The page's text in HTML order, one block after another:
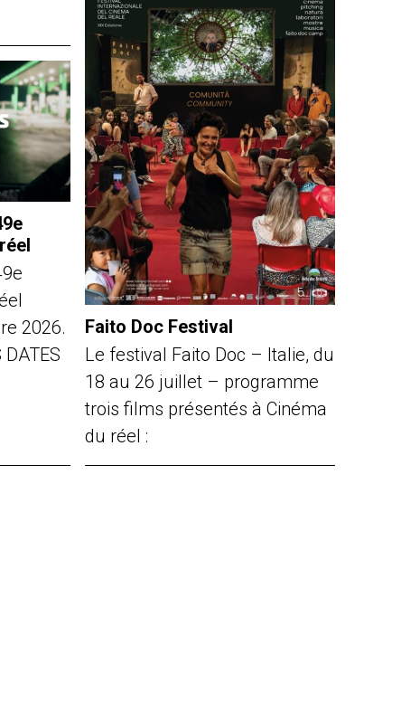
Faito Doc Festival
Le festival Faito Doc – Italie, du
18 au 26 juillet – programme
trois films présentés à Cinéma
du réel :
2026.
DATES